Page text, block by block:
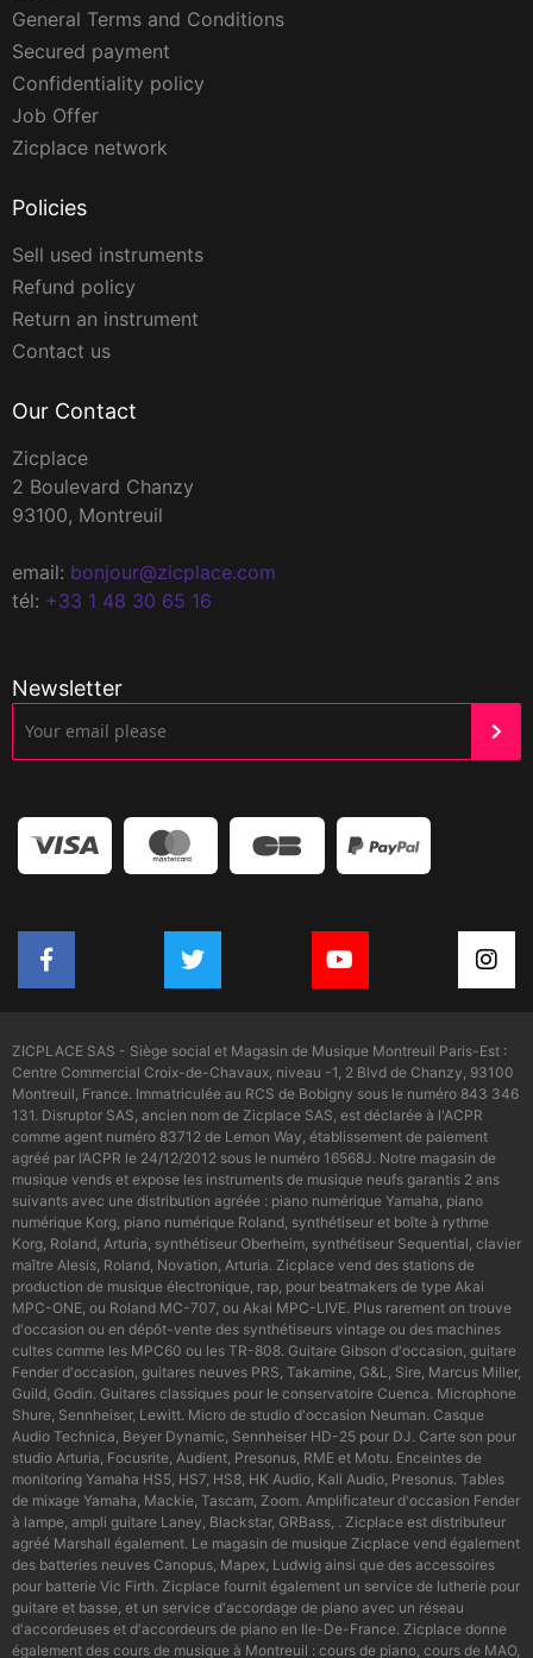
General Terms and Conditions
Secured payment
Confidentiality policy
Job Offer
Zicplace network
Policies
Sell used instruments
Refund policy
Return an instrument
Contact us
Our Contact
Zicplace
2 Boulevard Chanzy
93100, Montreuil
email: bonjour@zicplace.com
tél: +33 1 48 30 65 16
Newsletter
ZICPLACE SAS - Siège social et Magasin de Musique Montreuil Paris-Est :
Centre Commercial Croix-de-Chavaux, niveau -1, 2 Blvd de Chanzy, 93100
Montreuil, France. Immatriculée au RCS de Bobigny sous le numéro 843 346
131. Disruptor SAS, ancien nom de Zicplace SAS, est déclarée à l'ACPR
comme agent numéro 83712 de Lemon Way, établissement de paiement
agréé par l’ACPR le 24/12/2012 sous le numéro 16568J. Notre magasin de
musique vends et expose les instruments de musique neufs garantis 2 ans
suivants avec une distribution agréée : piano numérique Yamaha, piano
numérique Korg, piano numérique Roland, synthétiseur et boîte à rythme
Korg, Roland, Arturia, synthétiseur Oberheim, synthétiseur Sequential, clavier
maître Alesis, Roland, Novation, Arturia. Zicplace vend des stations de
production de musique électronique, rap, pour beatmakers de type Akai
MPC-ONE, ou Roland MC-707, ou Akai MPC-LIVE. Plus rarement on trouve
d'occasion ou en dépôt-vente des synthétiseurs vintage ou des machines
cultes comme les MPC60 ou les TR-808. Guitare Gibson d'occasion, guitare
Fender d'occasion, guitares neuves PRS, Takamine, G&L, Sire, Marcus Miller,
Guild, Godin. Guitares classiques pour le conservatoire Cuenca. Microphone
Shure, Sennheiser, Lewitt. Micro de studio d'occasion Neuman. Casque
Audio Technica, Beyer Dynamic, Sennheiser HD-25 pour DJ. Carte son pour
studio Arturia, Focusrite, Audient, Presonus, RME et Motu. Enceintes de
monitoring Yamaha HS5, HS7, HS8, HK Audio, Kali Audio, Presonus. Tables
de mixage Yamaha, Mackie, Tascam, Zoom. Amplificateur d'occasion Fender
à lampe, ampli guitare Laney, Blackstar, GRBass, . Zicplace est distributeur
agréé Marshall également. Le magasin de musique Zicplace vend également
des batteries neuves Canopus, Mapex, Ludwig ainsi que des accessoires
pour batterie Vic Firth. Zicplace fournit également un service de lutherie pour
guitare et basse, et un service d'accordage de piano avec un réseau
d'accordeuses et d'accordeurs de piano en Ile-De-France. Zicplace donne
également des cours de musique à Montreuil : cours de piano, cours de MAO,